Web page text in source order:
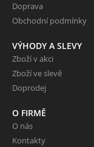
Doprava
Obchodní podmínky
VÝHODY A SLEVY
Zboží v akci
Zboží ve slevě
Doprodej
O FIRMĚ
O nás
Kontakty